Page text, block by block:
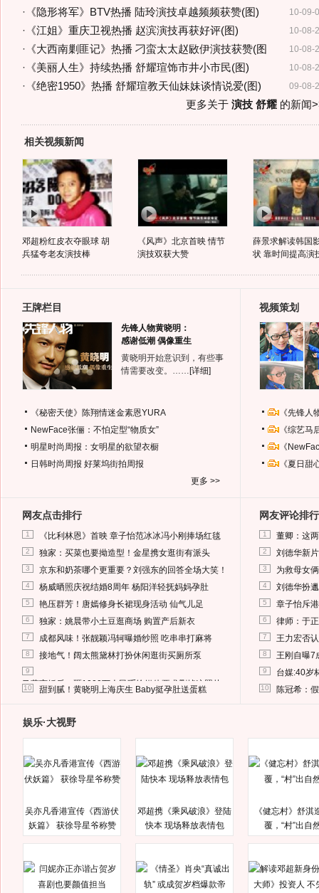
10-09-
· 《隐形将军》BTV热播 陆玲演技卓越频频获赞(图)
10-08-
· 《江姐》重庆卫视热播 赵滨演技再获好评(图)
10-08-
· 《大西南剿匪记》热播 刁蛮太太赵敐伊演技获赞(图
10-08-
· 《美丽人生》持续热播 舒耀瑄饰市井小市民(图)
09-08-
· 《绝密1950》热播 舒耀瑄教天仙妹妹谈情说爱(图)
更多关于 演技 舒耀的新闻
相关视频新闻
邓超粉红皮衣夺眼球 胡
兵猛夸老友演技棒
《风声》北京首映 情节
演技双获大赞
薛景求解读韩国
状 靠时间提高演
王牌栏目
先锋人物黄晓明：
感谢低潮 偶像重生
黄晓明开始意识到，有些事
情需要改变。…… [详细]
《秘密天使》陈翔情迷金素恩YURA
NewFace张俪：不怕定型“物质女”
明星时尚周报：女明星的欲望衣橱
日韩时尚周报 好莱坞街拍周报
更多 >>
视频策划
《先锋
《综艺
《
《夏日
网友点击排行
1 《比利林恩》首映 章子怡范冰冰冯小刚捧场红毯
2 独家：买菜也要拗造型！金星携女逛街有派头
3 京东和奶茶哪个更重要？刘强东的回答全场大笑！
4 杨威晒照庆祝结婚8周年 杨阳洋轻抚妈妈孕肚
5 艳压群芳！唐嫣修身长裙现身活动 仙气儿足
6 独家：姚晨带小土豆逛商场 购置产后新衣
7 成都风味！张靓颖冯轲曝婚纱照 吃串串打麻将
8 接地气！阔太熊黛林打扮休闲逛街买厕所泵
9
马蓉离婚后，砸1000万人民币给媒体要求删掉这照片
10 甜到腻！黄晓明上海庆生 Baby挺孕肚送蛋糕
网友评论排行
1 董卿：这
2 刘德华新
3 为救母女
4 刘德华扮
5 章子怡斥
6 律师：于
7 王力宏否
8 王刚自曝7
9 台媒:40岁
10 陈冠希：
娱乐·大视野
吴亦凡香港宣传《西游伏
妖篇》 获徐导星爷称赞
邓超携《乘风破浪》登陆
快本 现场释放表情包
《健忘村》舒淇
覆，“村”出自